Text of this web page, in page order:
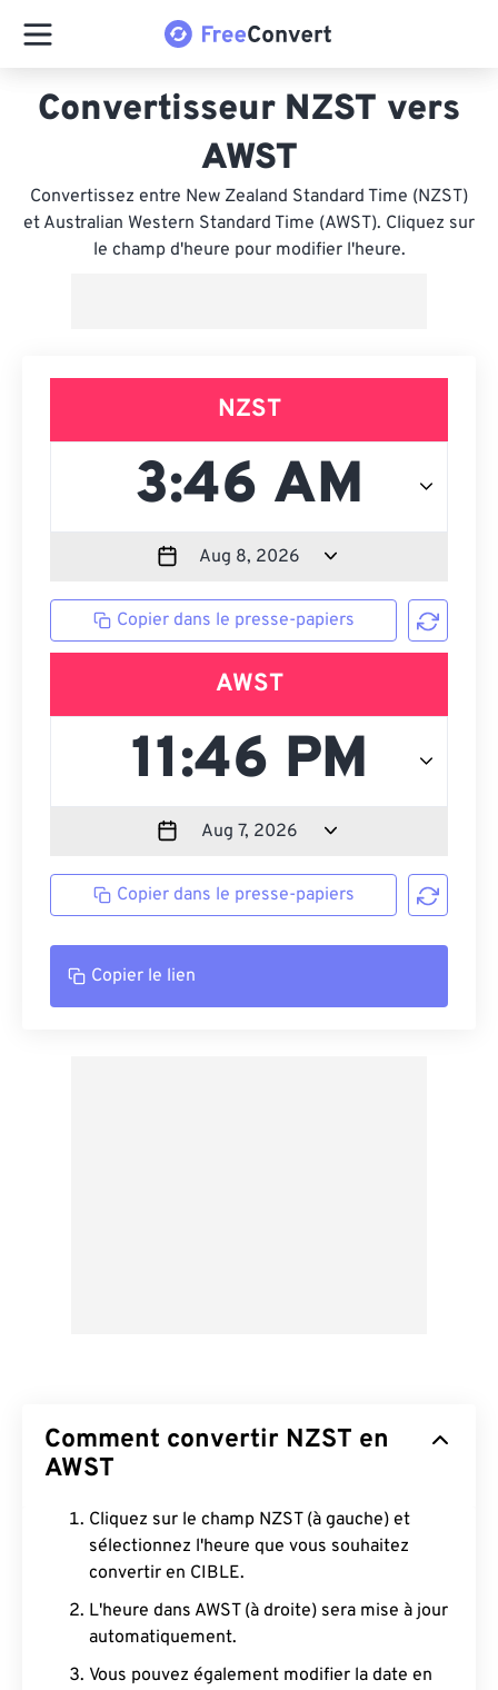
Convertisseur NZST vers
AWST
Convertissez entre New Zealand Standard Time (NZST)
et Australian Western Standard Time (AWST). Cliquez sur
le champ d'heure pour modifier l'heure.
NZST
Copier dans le presse-papiers
AWST
Copier dans le presse-papiers
Copier le lien
Comment convertir NZST en
AWST
Cliquez sur le champ NZST (à gauche) et
sélectionnez l'heure que vous souhaitez
convertir en CIBLE.
L'heure dans AWST (à droite) sera mise à jour
automatiquement.
Vous pouvez également modifier la date en